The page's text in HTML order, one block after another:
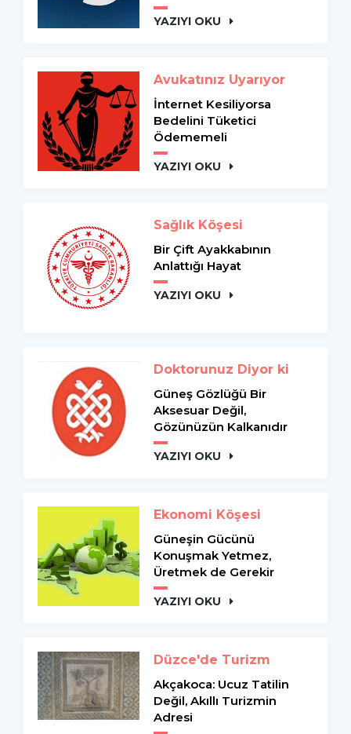
YAZIYI OKU
Avukatınız Uyarıyor
İnternet Kesiliyorsa
Bedelini Tüketici
Ödememeli
YAZIYI OKU
Sağlık Köşesi
Bir Çift Ayakkabının
Anlattığı Hayat
YAZIYI OKU
Doktorunuz Diyor ki
Güneş Gözlüğü Bir
Aksesuar Değil,
Gözünüzün Kalkanıdır
YAZIYI OKU
Ekonomi Köşesi
Güneşin Gücünü
Konuşmak Yetmez,
Üretmek de Gerekir
YAZIYI OKU
Düzce'de Turizm
Akçakoca: Ucuz Tatilin
Değil, Akıllı Turizmin
Adresi